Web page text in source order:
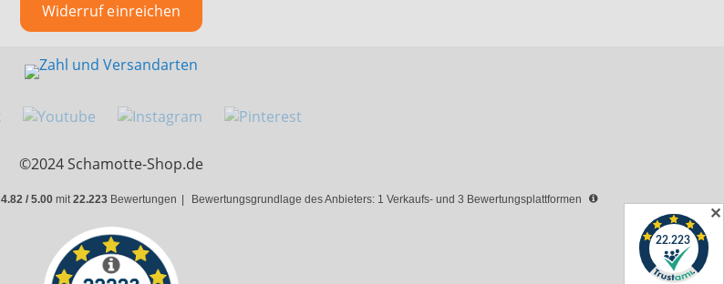
Widerruf einreichen
©2024 Schamotte-Shop.de
4.82 / 5.00mit22.223 Bewertungen Bewertungsgrundlage des Anbieters: 1 Verkaufs- und 3 Bewertungsplattformen
✕